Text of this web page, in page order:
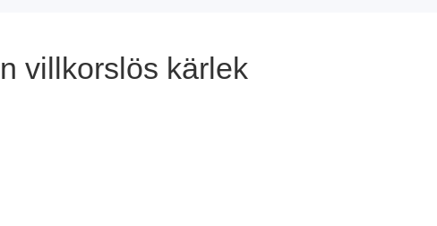
villkorslös kärlek